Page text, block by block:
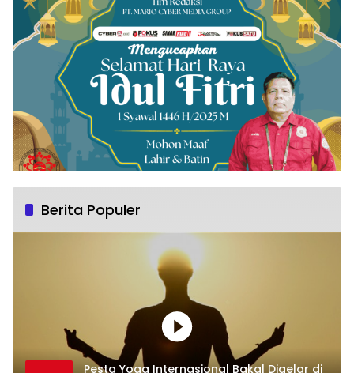
Berita Populer
Pesta Yoga Internasional Bakal Digelar di